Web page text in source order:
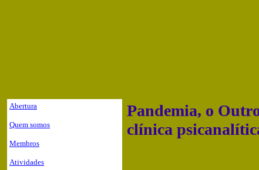
Abertura
Quem somos
Membros
Atividades
Pandemia, o
clínica